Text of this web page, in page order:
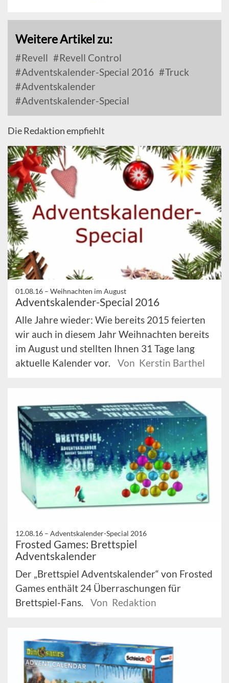
Weitere Artikel zu:
Revell
Revell Control
Adventskalender-Special 2016
Truck
Adventskalender
Adventskalender-Special
Die Redaktion empfiehlt
01.08.16 – Weihnachten im August
Adventskalender-Special 2016
Alle Jahre wieder: Wie bereits 2015 feierten
wir auch in diesem Jahr Weihnachten bereits
im August und stellten Ihnen 31 Tage lang
aktuelle Kalender vor.
Von Kerstin Barthel
12.08.16 – Adventskalender-Special 2016
Frosted Games: Brettspiel
Adventskalender
Der „Brettspiel Adventskalender“ von Frosted
Games enthält 24 Überraschungen für
Brettspiel-Fans.
Von Redaktion